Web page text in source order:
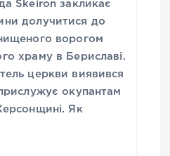
Skeiron закликає
долучитися до
ворогом
храму в Бериславі.
церкви виявився
окупантам
Як